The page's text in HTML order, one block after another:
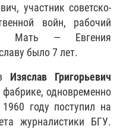
участник советско-
войн, рабочий
Мать — Евгения
было 7 лет.
Изяслав Григорьевич
одновременно
году поступил на
журналистики БГУ.